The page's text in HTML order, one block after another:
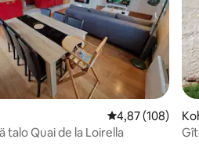
Keskimääräinen
4,87 (108)
talo Quai de la Loirella